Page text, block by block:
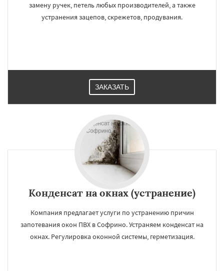
замену ручек, петель любых производителей, а также
устранения зацепов, скрежетов, продувания.
ЗАКАЗАТЬ
Конденсат на окнах (устранение)
Компания предлагает услуги по устранению причин
запотевания окон ПВХ в Софрино. Устраняем конденсат на
окнах. Регулировка оконной системы, герметизация.